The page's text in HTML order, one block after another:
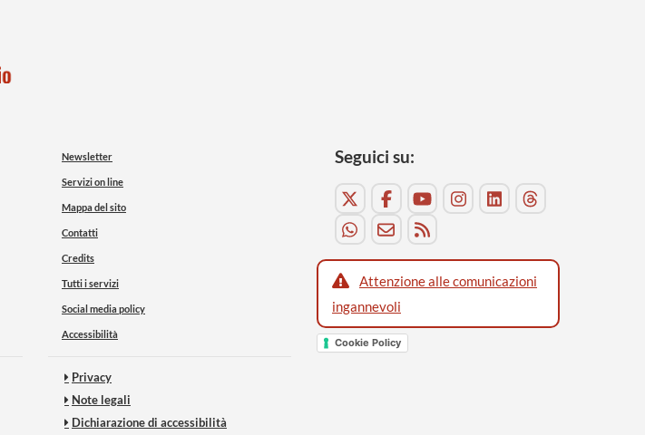
Newsletter
Servizi on line
Mappa del sito
Contatti
Credits
Tutti i servizi
Social media policy
Accessibilità
Seguici su:
Attenzione alle comunicazioni
ingannevoli
Cookie Policy
Privacy
Note legali
Dichiarazione di accessibilità